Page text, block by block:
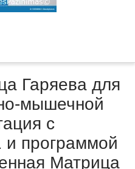
Гаряева для
мышечной
с
программой
Матрица